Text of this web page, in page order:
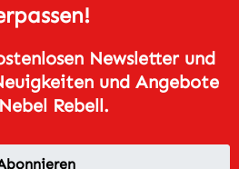
Newsletter und
und Angebote
Rebell.